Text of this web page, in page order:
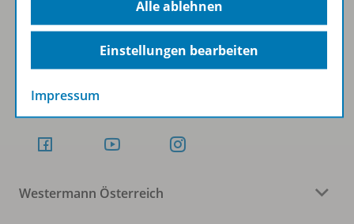
Westermann Österreich
Alle ablehnen
Einstellungen bearbeiten
Impressum